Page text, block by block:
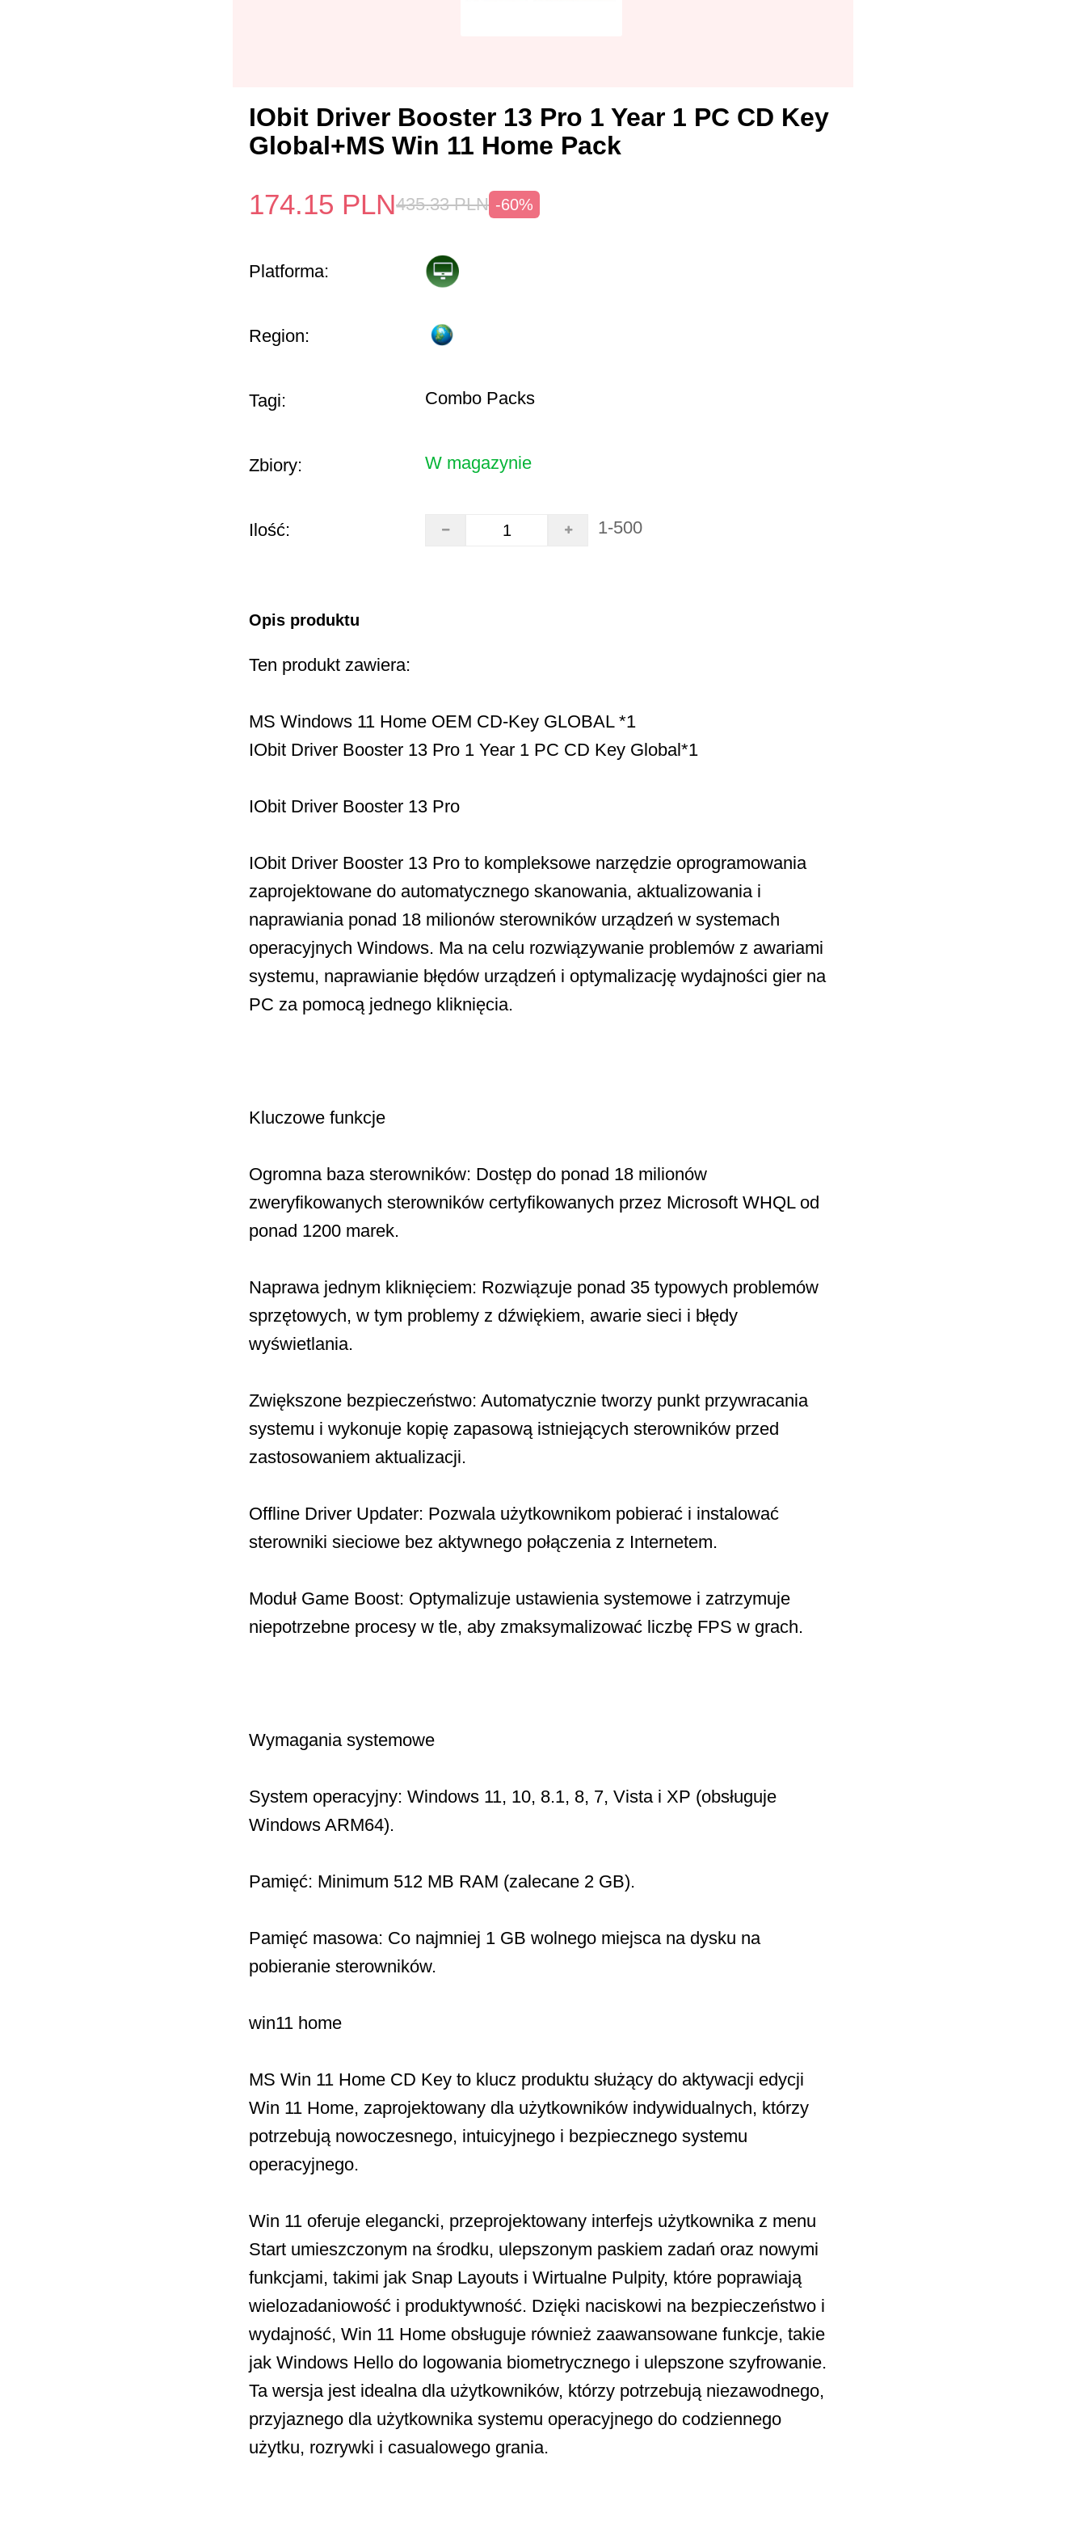
IObit Driver Booster 13 Pro 1 Year 1 PC CD Key
Global+MS Win 11 Home Pack
174.15 PLN435.33 PLN -60%
Platforma:
Region:
Tagi: Combo Packs
Zbiory: W magazynie
Ilość: 1-500
Opis produktu
Ten produkt zawiera:
MS Windows 11 Home OEM CD-Key GLOBAL *1
IObit Driver Booster 13 Pro 1 Year 1 PC CD Key Global*1
IObit Driver Booster 13 Pro
IObit Driver Booster 13 Pro to kompleksowe narzędzie oprogramowania
zaprojektowane do automatycznego skanowania, aktualizowania i
naprawiania ponad 18 milionów sterowników urządzeń w systemach
operacyjnych Windows. Ma na celu rozwiązywanie problemów z awariami
systemu, naprawianie błędów urządzeń i optymalizację wydajności gier na
PC za pomocą jednego kliknięcia.
Kluczowe funkcje
Ogromna baza sterowników: Dostęp do ponad 18 milionów
zweryfikowanych sterowników certyfikowanych przez Microsoft WHQL od
ponad 1200 marek.
Naprawa jednym kliknięciem: Rozwiązuje ponad 35 typowych problemów
sprzętowych, w tym problemy z dźwiękiem, awarie sieci i błędy
wyświetlania.
Zwiększone bezpieczeństwo: Automatycznie tworzy punkt przywracania
systemu i wykonuje kopię zapasową istniejących sterowników przed
zastosowaniem aktualizacji.
Offline Driver Updater: Pozwala użytkownikom pobierać i instalować
sterowniki sieciowe bez aktywnego połączenia z Internetem.
Moduł Game Boost: Optymalizuje ustawienia systemowe i zatrzymuje
niepotrzebne procesy w tle, aby zmaksymalizować liczbę FPS w grach.
Wymagania systemowe
System operacyjny: Windows 11, 10, 8.1, 8, 7, Vista i XP (obsługuje
Windows ARM64).
Pamięć: Minimum 512 MB RAM (zalecane 2 GB).
Pamięć masowa: Co najmniej 1 GB wolnego miejsca na dysku na
pobieranie sterowników.
win11 home
MS Win 11 Home CD Key to klucz produktu służący do aktywacji edycji
Win 11 Home, zaprojektowany dla użytkowników indywidualnych, którzy
potrzebują nowoczesnego, intuicyjnego i bezpiecznego systemu
operacyjnego.
Win 11 oferuje elegancki, przeprojektowany interfejs użytkownika z menu
Start umieszczonym na środku, ulepszonym paskiem zadań oraz nowymi
funkcjami, takimi jak Snap Layouts i Wirtualne Pulpity, które poprawiają
wielozadaniowość i produktywność. Dzięki naciskowi na bezpieczeństwo i
wydajność, Win 11 Home obsługuje również zaawansowane funkcje, takie
jak Windows Hello do logowania biometrycznego i ulepszone szyfrowanie.
Ta wersja jest idealna dla użytkowników, którzy potrzebują niezawodnego,
przyjaznego dla użytkownika systemu operacyjnego do codziennego
użytku, rozrywki i casualowego grania.